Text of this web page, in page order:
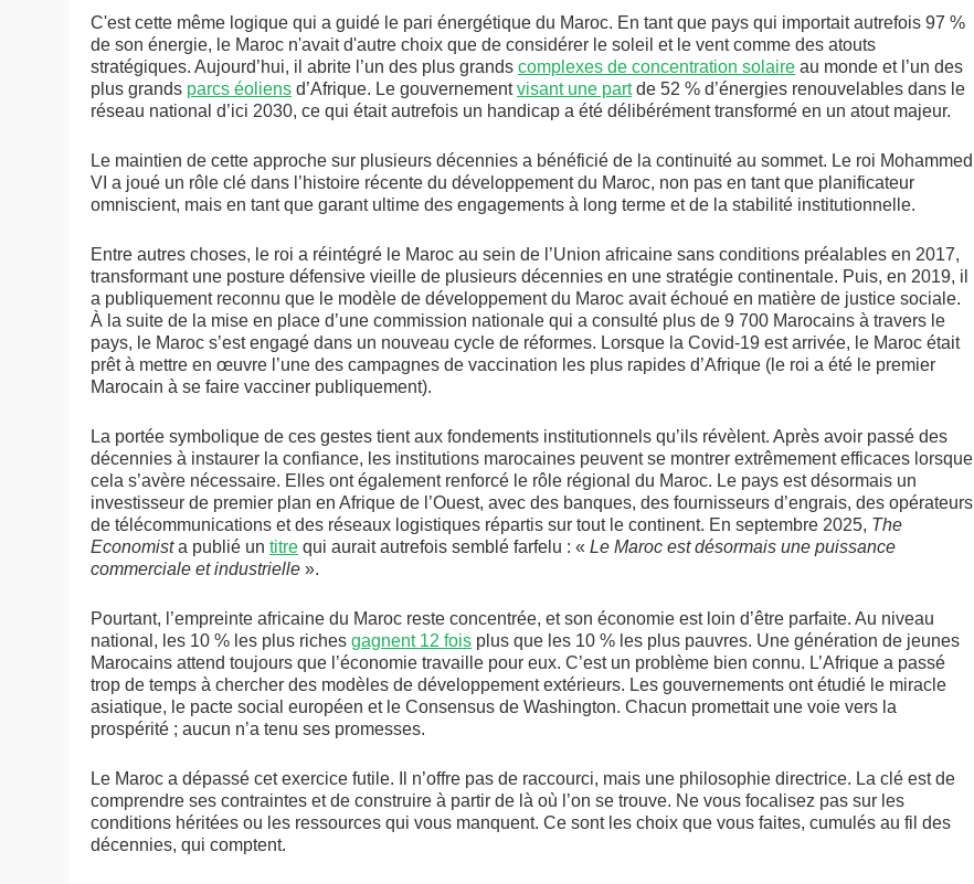
C'est cette même logique qui a guidé le pari énergétique du Maroc. En tant que pays qui importait autrefois 97 %
de son énergie, le Maroc n'avait d'autre choix que de considérer le soleil et le vent comme des atouts
stratégiques. Aujourd’hui, il abrite l’un des plus grands complexes de concentration solaire au monde et l’un des
plus grands parcs éoliens d’Afrique. Le gouvernementvisant une partde 52 % d’énergies renouvelables dans le
réseau national d’ici 2030, ce qui était autrefois un handicap a été délibérément transformé en un atout majeur.
Le maintien de cette approche sur plusieurs décennies a bénéficié de la continuité au sommet. Le roi Mohammed
VI a joué un rôle clé dans l’histoire récente du développement du Maroc, non pas en tant que planificateur
omniscient, mais en tant que garant ultime des engagements à long terme et de la stabilité institutionnelle.
Entre autres choses, le roi a réintégré le Maroc au sein de l’Union africaine sans conditions préalables en 2017,
transformant une posture défensive vieille de plusieurs décennies en une stratégie continentale. Puis, en 2019, il
a publiquement reconnu que le modèle de développement du Maroc avait échoué en matière de justice sociale.
À la suite de la mise en place d’une commission nationale qui a consulté plus de 9 700 Marocains à travers le
pays, le Maroc s’est engagé dans un nouveau cycle de réformes. Lorsque la Covid-19 est arrivée, le Maroc était
prêt à mettre en œuvre l’une des campagnes de vaccination les plus rapides d’Afrique (le roi a été le premier
Marocain à se faire vacciner publiquement).
La portée symbolique de ces gestes tient aux fondements institutionnels qu’ils révèlent. Après avoir passé des
décennies à instaurer la confiance, les institutions marocaines peuvent se montrer extrêmement efficaces lorsque
cela s’avère nécessaire. Elles ont également renforcé le rôle régional du Maroc. Le pays est désormais un
investisseur de premier plan en Afrique de l’Ouest, avec des banques, des fournisseurs d’engrais, des opérateurs
de télécommunications et des réseaux logistiques répartis sur tout le continent. En septembre 2025, The
Economista publié un titre qui aurait autrefois semblé farfelu : « Le Maroc est désormais une puissance
commerciale et industrielle ».
Pourtant, l’empreinte africaine du Maroc reste concentrée, et son économie est loin d’être parfaite. Au niveau
national, les 10 % les plus riches gagnent 12 fois plus que les 10 % les plus pauvres. Une génération de jeunes
Marocains attend toujours que l’économie travaille pour eux. C’est un problème bien connu. L’Afrique a passé
trop de temps à chercher des modèles de développement extérieurs. Les gouvernements ont étudié le miracle
asiatique, le pacte social européen et le Consensus de Washington. Chacun promettait une voie vers la
prospérité ; aucun n’a tenu ses promesses.
Le Maroc a dépassé cet exercice futile. Il n’offre pas de raccourci, mais une philosophie directrice. La clé est de
comprendre ses contraintes et de construire à partir de là où l’on se trouve. Ne vous focalisez pas sur les
conditions héritées ou les ressources qui vous manquent. Ce sont les choix que vous faites, cumulés au fil des
décennies, qui comptent.